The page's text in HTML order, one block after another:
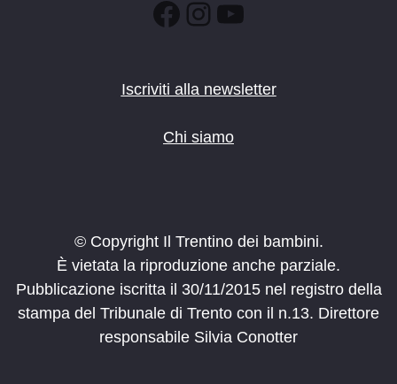
Facebook
Instagram
YouTube
Iscriviti alla newsletter
Chi siamo
© Copyright Il Trentino dei bambini.
È vietata la riproduzione anche parziale.
Pubblicazione iscritta il 30/11/2015 nel registro della
stampa del Tribunale di Trento con il n.13. Direttore
responsabile Silvia Conotter